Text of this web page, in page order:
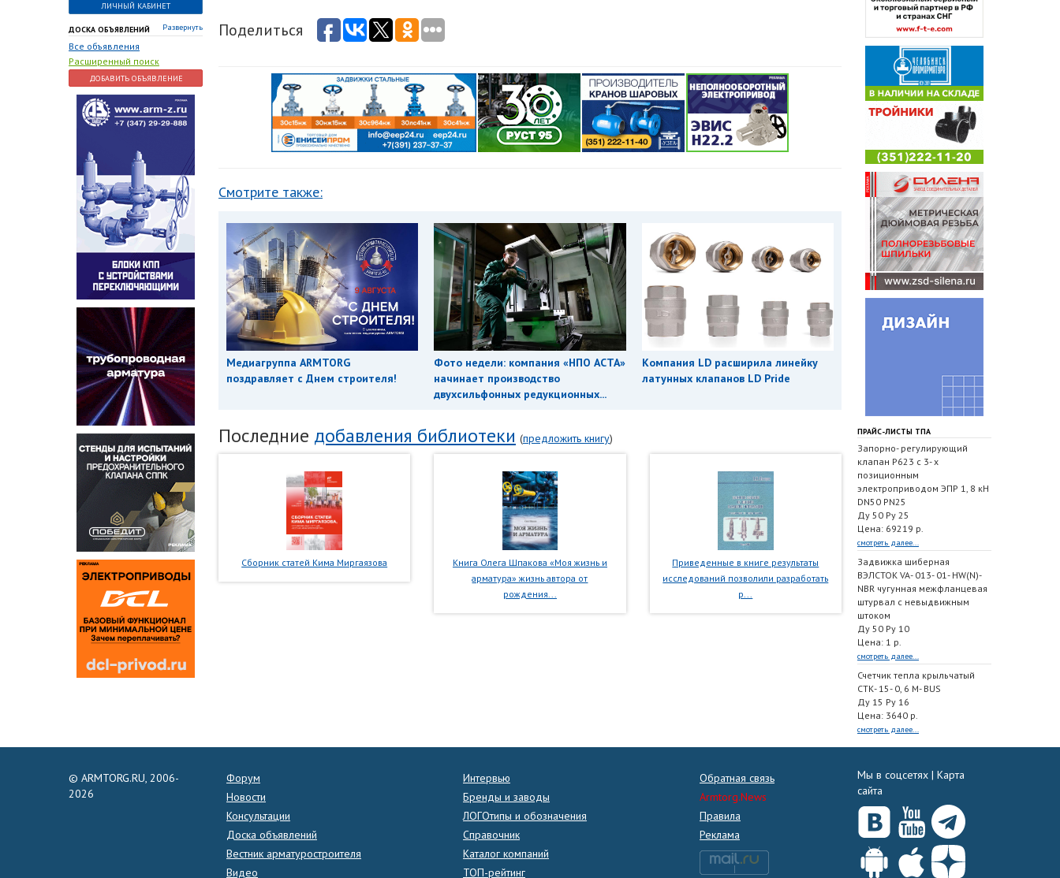
ЛИЧНЫЙ КАБИНЕТ
ДОСКА ОБЪЯВЛЕНИЙ Развернуть
Все объявления
Расширенный поиск
ДОБАВИТЬ ОБЪЯВЛЕНИЕ
Поделиться
Смотрите также:
Медиагруппа ARMTORG
поздравляет с Днем строителя!
Фото недели: компания «НПО АСТА»
начинает производство
двухсильфонных редукционных...
Компания LD расширила линейку
латунных клапанов LD Pride
Последние добавления библиотеки (предложить книгу)
Сборник статей Кима Миргаязова
Книга Олега Шпакова «Моя жизнь и
арматура» жизнь автора от
рождения...
Приведенные в книге результаты
исследований позволили разработать
р...
ПРАЙС-ЛИСТЫ ТПА
Запорно- регулирующий
клапан Р623 с 3- х
позиционным
электроприводом ЭПР 1, 8 кН
DN50 PN25
Ду 50 Ру 25
Цена: 69219 р.
смотреть далее...
Задвижка шиберная
ВЭЛСТОК VA- 013- 01- HW(N)-
NBR чугунная межфланцевая
штурвал с невыдвижным
штоком
Ду 50 Ру 10
Цена: 1 р.
смотреть далее...
Счетчик тепла крыльчатый
СТК- 15- 0, 6 M- BUS
Ду 15 Ру 16
Цена: 3640 р.
смотреть далее...
© ARMTORG.RU, 2006-
2026
Форум
Новости
Консультации
Доска объявлений
Вестник арматуростроителя
Видео
Интервью
Бренды и заводы
ЛОГОтипы и обозначения
Справочник
Каталог компаний
ТОП-рейтинг
Обратная связь
Armtorg.News
Правила
Реклама
Мы в соцсетях | Карта
сайта